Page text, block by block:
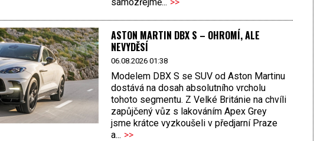
samozřejmě... >>
ASTON MARTIN DBX S – OHROMÍ, ALE
NEVYDĚSÍ
06.08.2026 01:38
Modelem DBX S se SUV od Aston Martinu
dostává na dosah absolutního vrcholu
tohoto segmentu. Z Velké Británie na chvíli
zapůjčený vůz s lakováním Apex Grey
jsme krátce vyzkoušeli v předjarní Praze
a... >>